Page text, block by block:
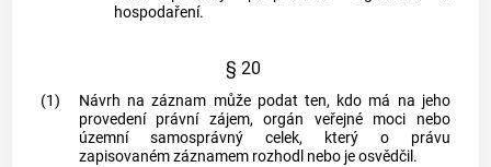
hospodaření.
§ 20
(1)
Návrh na záznam může podat ten, kdo má na jeho
provedení právní zájem, orgán veřejné moci nebo
územní samosprávný celek, který o právu
zapisovaném záznamem rozhodl nebo je osvědčil.